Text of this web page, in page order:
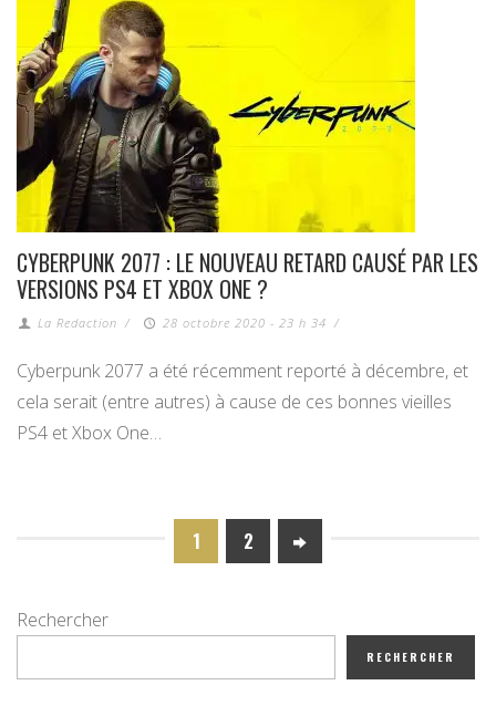
CYBERPUNK 2077 : LE NOUVEAU RETARD CAUSÉ PAR LES
VERSIONS PS4 ET XBOX ONE ?
La Redaction / 28 octobre 2020 - 23 h 34 /
Cyberpunk 2077 a été récemment reporté à décembre, et
cela serait (entre autres) à cause de ces bonnes vieilles
PS4 et Xbox One…
1 2
Rechercher
RECHERCHER